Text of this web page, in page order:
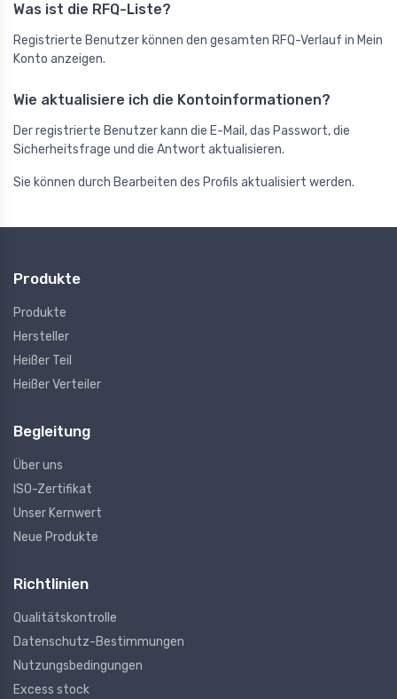
Was ist die RFQ-Liste?
Registrierte Benutzer können den gesamten RFQ-Verlauf in Mein
Konto anzeigen.
Wie aktualisiere ich die Kontoinformationen?
Der registrierte Benutzer kann die E-Mail, das Passwort, die
Sicherheitsfrage und die Antwort aktualisieren.
Sie können durch Bearbeiten des Profils aktualisiert werden.
Produkte
Produkte
Hersteller
Heißer Teil
Heißer Verteiler
Begleitung
Über uns
ISO-Zertifikat
Unser Kernwert
Neue Produkte
Richtlinien
Qualitätskontrolle
Datenschutz-Bestimmungen
Nutzungsbedingungen
Excess stock